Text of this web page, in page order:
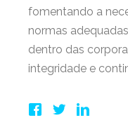
fomentando a
normas
dentro das
integridade e